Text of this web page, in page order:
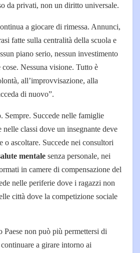
da privati, non un diritto universale.
a giocare di rimessa. Annunci,
fatte sulla centralità della scuola e
piano serio, nessun investimento
Nessuna visione. Tutto è
all’improvvisazione, alla
di nuovo”.
Sempre. Succede nelle famiglie
nelle classi dove un insegnante deve
o ascoltare. Succede nei consultori
mentale senza personale, nei
in camere di compensazione del
nelle periferie dove i ragazzi non
città dove la competizione sociale
Paese non può più permettersi di
a girare intorno ai